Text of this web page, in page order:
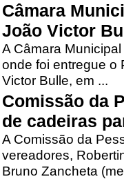
Câmara
João Victor
A Câmara
onde foi entregue o
Victor Bulle, em ...
Comissão da
de cadeiras
A Comissão da
vereadores,
Bruno Zancheta